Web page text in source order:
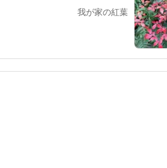
我が家の紅葉